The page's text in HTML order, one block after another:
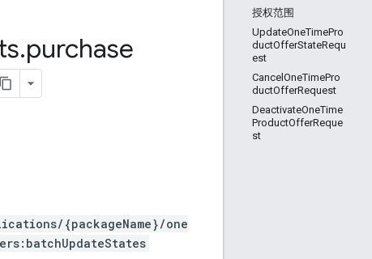
授权范围
UpdateOneTimePro
ductOfferStateRequ
est
CancelOneTimePro
ductOfferRequest
DeactivateOneTime
ProductOfferReque
st
.purchase
{packageName}/one